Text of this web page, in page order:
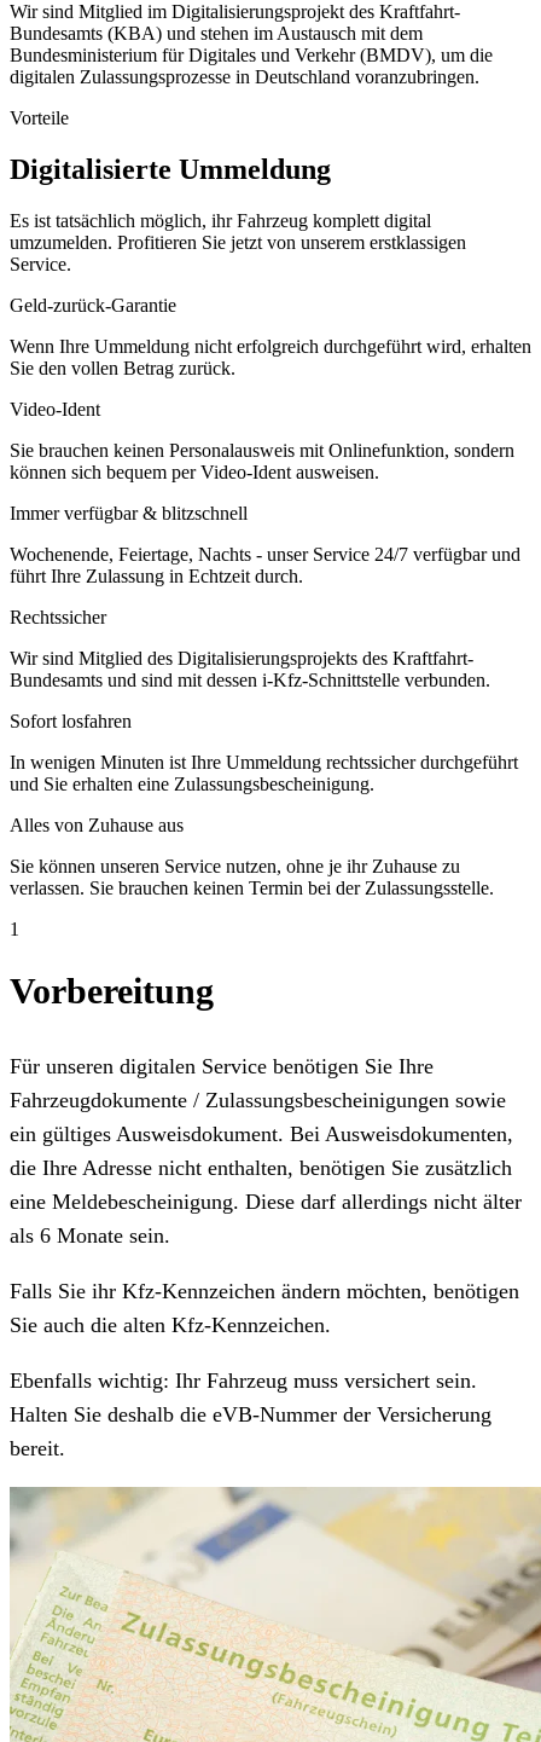
Wir sind Mitglied im Digitalisierungsprojekt des Kraftfahrt-
Bundesamts (KBA) und stehen im Austausch mit dem
Bundesministerium für Digitales und Verkehr (BMDV), um die
digitalen Zulassungsprozesse in Deutschland voranzubringen.
Vorteile
Digitalisierte Ummeldung
Es ist tatsächlich möglich, ihr Fahrzeug komplett digital
umzumelden. Profitieren Sie jetzt von unserem erstklassigen
Service.
Geld-zurück-Garantie
Wenn Ihre Ummeldung nicht erfolgreich durchgeführt wird, erhalten
Sie den vollen Betrag zurück.
Video-Ident
Sie brauchen keinen Personalausweis mit Onlinefunktion, sondern
können sich bequem per Video-Ident ausweisen.
Immer verfügbar & blitzschnell
Wochenende, Feiertage, Nachts - unser Service 24/7 verfügbar und
führt Ihre Zulassung in Echtzeit durch.
Rechtssicher
Wir sind Mitglied des Digitalisierungsprojekts des Kraftfahrt-
Bundesamts und sind mit dessen i-Kfz-Schnittstelle verbunden.
Sofort losfahren
In wenigen Minuten ist Ihre Ummeldung rechtssicher durchgeführt
und Sie erhalten eine Zulassungsbescheinigung.
Alles von Zuhause aus
Sie können unseren Service nutzen, ohne je ihr Zuhause zu
verlassen. Sie brauchen keinen Termin bei der Zulassungsstelle.
1
Vorbereitung
Für unseren digitalen Service benötigen Sie Ihre
Fahrzeugdokumente / Zulassungsbescheinigungen sowie
ein gültiges Ausweisdokument. Bei Ausweisdokumenten,
die Ihre Adresse nicht enthalten, benötigen Sie zusätzlich
eine Meldebescheinigung. Diese darf allerdings nicht älter
als 6 Monate sein.
Falls Sie ihr Kfz-Kennzeichen ändern möchten, benötigen
Sie auch die alten Kfz-Kennzeichen.
Ebenfalls wichtig: Ihr Fahrzeug muss versichert sein.
Halten Sie deshalb die eVB-Nummer der Versicherung
bereit.